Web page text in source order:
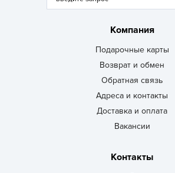
Компания
Подарочные карты
Возврат и обмен
Обратная связь
Адреса и контакты
Доставка и оплата
Вакансии
Контакты